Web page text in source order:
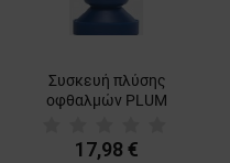
Συσκευή πλύσης
οφθαλμών PLUM
17,98 €